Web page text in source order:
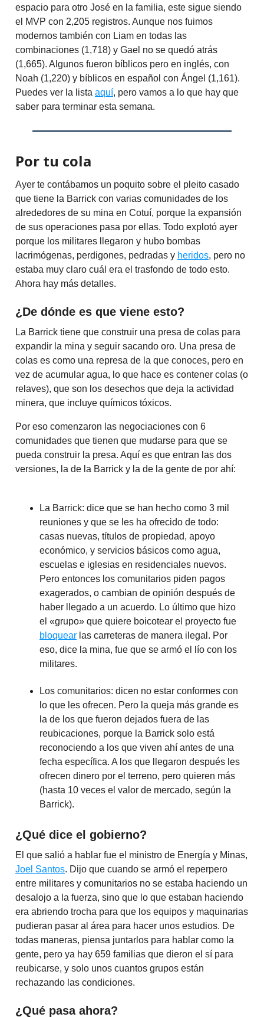
espacio para otro José en la familia, este sigue siendo
el MVP con 2,205 registros. Aunque nos fuimos
modernos también con Liam en todas las
combinaciones (1,718) y Gael no se quedó atrás
(1,665). Algunos fueron bíblicos pero en inglés, con
Noah (1,220) y bíblicos en español con Ángel (1,161).
Puedes ver la lista aquí, pero vamos a lo que hay que
saber para terminar esta semana.
Por tu cola
Ayer te contábamos un poquito sobre el pleito casado
que tiene la Barrick con varias comunidades de los
alrededores de su mina en Cotuí, porque la expansión
de sus operaciones pasa por ellas. Todo explotó ayer
porque los militares llegaron y hubo bombas
lacrimógenas, perdigones, pedradas y heridos, pero no
estaba muy claro cuál era el trasfondo de todo esto.
Ahora hay más detalles.
¿De dónde es que viene esto?
La Barrick tiene que construir una presa de colas para
expandir la mina y seguir sacando oro. Una presa de
colas es como una represa de la que conoces, pero en
vez de acumular agua, lo que hace es contener colas (o
relaves), que son los desechos que deja la actividad
minera, que incluye químicos tóxicos.
Por eso comenzaron las negociaciones con 6
comunidades que tienen que mudarse para que se
pueda construir la presa. Aquí es que entran las dos
versiones, la de la Barrick y la de la gente de por ahí:
La Barrick: dice que se han hecho como 3 mil
reuniones y que se les ha ofrecido de todo:
casas nuevas, títulos de propiedad, apoyo
económico, y servicios básicos como agua,
escuelas e iglesias en residenciales nuevos.
Pero entonces los comunitarios piden pagos
exagerados, o cambian de opinión después de
haber llegado a un acuerdo. Lo último que hizo
el «grupo» que quiere boicotear el proyecto fue
bloquear las carreteras de manera ilegal. Por
eso, dice la mina, fue que se armó el lío con los
militares.
Los comunitarios: dicen no estar conformes con
lo que les ofrecen. Pero la queja más grande es
la de los que fueron dejados fuera de las
reubicaciones, porque la Barrick solo está
reconociendo a los que viven ahí antes de una
fecha específica. A los que llegaron después les
ofrecen dinero por el terreno, pero quieren más
(hasta 10 veces el valor de mercado, según la
Barrick).
¿Qué dice el gobierno?
El que salió a hablar fue el ministro de Energía y Minas,
Joel Santos. Dijo que cuando se armó el reperpero
entre militares y comunitarios no se estaba haciendo un
desalojo a la fuerza, sino que lo que estaban haciendo
era abriendo trocha para que los equipos y maquinarias
pudieran pasar al área para hacer unos estudios. De
todas maneras, piensa juntarlos para hablar como la
gente, pero ya hay 659 familias que dieron el sí para
reubicarse, y solo unos cuantos grupos están
rechazando las condiciones.
¿Qué pasa ahora?